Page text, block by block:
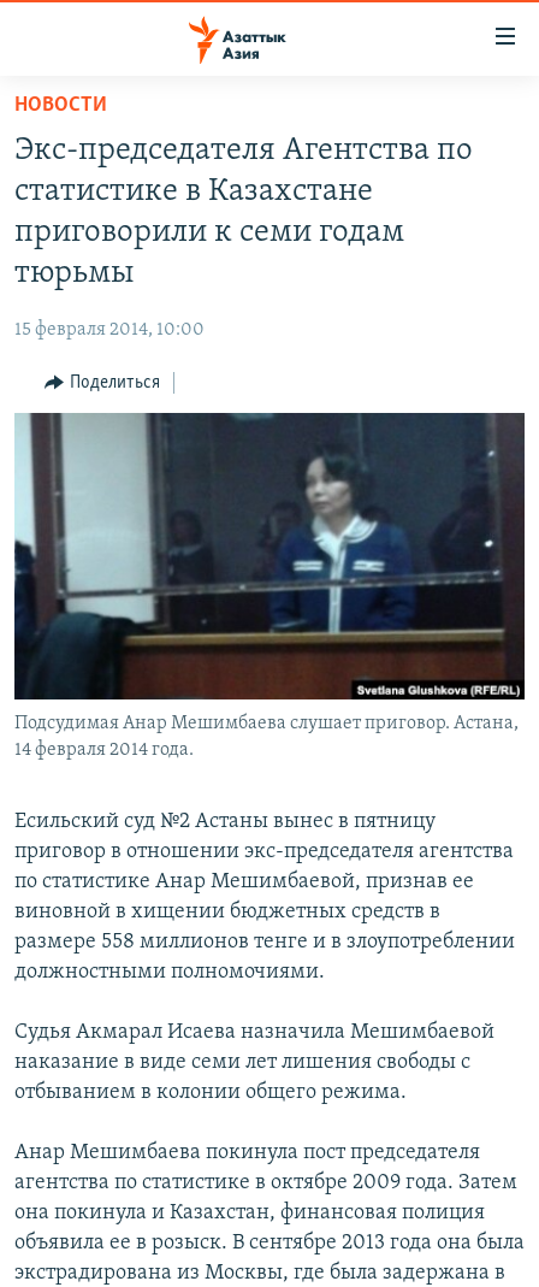
Вернуться
основному
содержанию
главной
Вернутся
поиску
КАЗАХСТАН
НОВОСТИ
КЫРГЫЗЧА
ЎЗБЕКЧА
ПОДПИШИТЕСЬ НА НАС В СОЦСЕТЯХ
НОВОСТИ
Экс-председателя Агентства по
статистике в Казахстане
приговорили к семи годам
тюрьмы
15 февраля 2014, 10:00
Поделиться
Подсудимая Анар Мешимбаева слушает приговор. Астана,
14 февраля 2014 года.
Есильский суд №2 Астаны вынес в пятницу
приговор в отношении экс-председателя агентства
по статистике Анар Мешимбаевой, признав ее
виновной в хищении бюджетных средств в
размере 558 миллионов тенге и в злоупотреблении
должностными полномочиями.
Судья Акмарал Исаева назначила Мешимбаевой
наказание в виде семи лет лишения свободы с
отбыванием в колонии общего режима.
Анар Мешимбаева покинула пост председателя
агентства по статистике в октябре 2009 года. Затем
она покинула и Казахстан, финансовая полиция
объявила ее в розыск. В сентябре 2013 года она была
экстрадирована из Москвы, где была задержана в